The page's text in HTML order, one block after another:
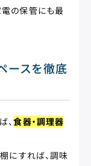
の保管にも最
ースを徹底
、食器・調理器
にすれば、調味